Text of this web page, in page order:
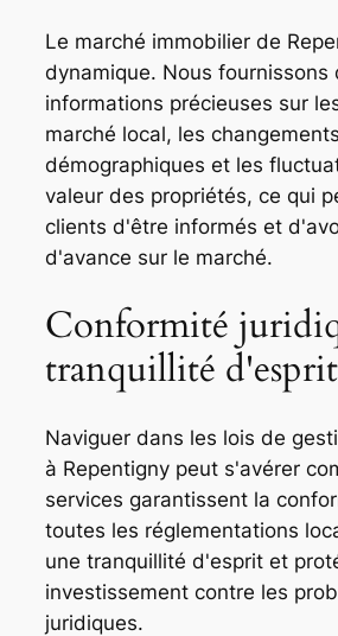
Le marché immobilier de
dynamique. Nous fournissons
informations précieuses sur
marché local, les changements
démographiques et les
valeur des propriétés, ce qui
clients d'être informés et
d'avance sur le marché.
Conformité
tranquillité d'esprit
Naviguer dans les lois de
à Repentigny peut s'avérer
services garantissent la
toutes les réglementations
une tranquillité d'esprit et
investissement contre les
juridiques.